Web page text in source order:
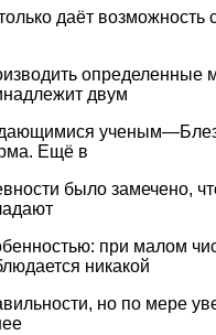
даёт
определенные
двум
Ещё в
было замечено,
при малом
никакой
но по мере